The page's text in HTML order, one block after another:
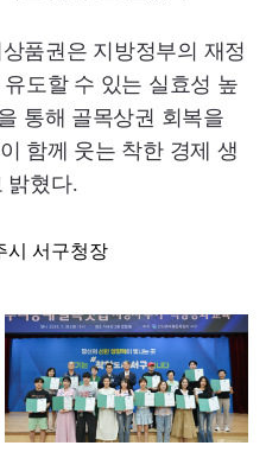
품권은 지방정부의 재정
도할 수 있는 실효성 높
통해 골목상권 회복을
함께 웃는 착한 경제 생
밝혔다.
시 서구청장